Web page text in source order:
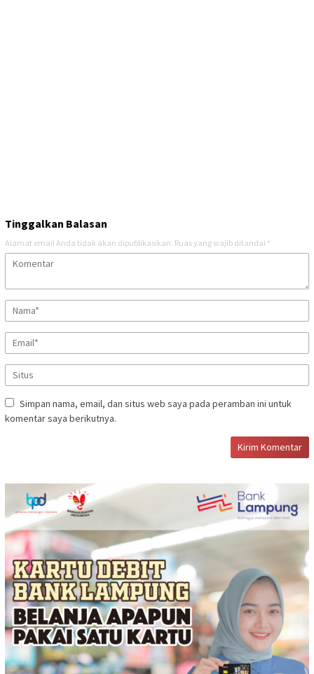
Tinggalkan Balasan
Alamat email Anda tidak akan dipublikasikan. Ruas yang wajib ditandai *
Simpan nama, email, dan situs web saya pada peramban ini untuk
komentar saya berikutnya.